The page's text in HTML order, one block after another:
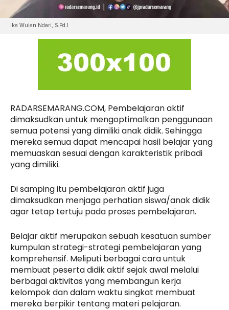
Ika Wulan Ndari, S.Pd.I
RADARSEMARANG.COM, Pembelajaran aktif
dimaksudkan untuk mengoptimalkan penggunaan
semua potensi yang dimiliki anak didik. Sehingga
mereka semua dapat mencapai hasil belajar yang
memuaskan sesuai dengan karakteristik pribadi
yang dimiliki.
Di samping itu pembelajaran aktif juga
dimaksudkan menjaga perhatian siswa/anak didik
agar tetap tertuju pada proses pembelajaran.
Belajar aktif merupakan sebuah kesatuan sumber
kumpulan strategi-strategi pembelajaran yang
komprehensif. Meliputi berbagai cara untuk
membuat peserta didik aktif sejak awal melalui
berbagai aktivitas yang membangun kerja
kelompok dan dalam waktu singkat membuat
mereka berpikir tentang materi pelajaran.